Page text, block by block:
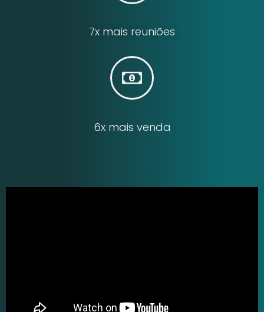
7x mais reuniões
6x mais venda